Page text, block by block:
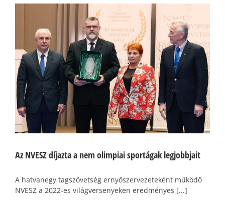
Az NVESZ díjazta a nem olimpiai sportágak legjobbjait
A hatvanegy tagszövetség ernyőszervezeteként működő
NVESZ a 2022-es világversenyeken eredményes [...]